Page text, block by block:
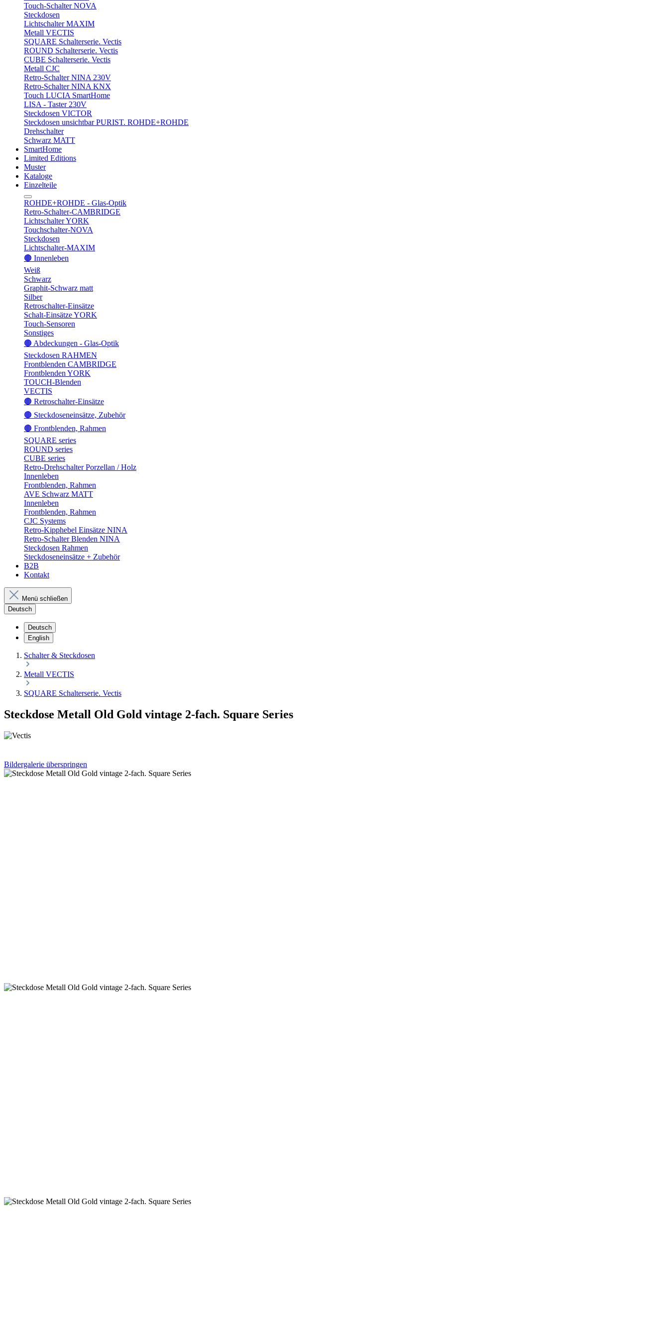
Touch-Schalter NOVA
Steckdosen
Lichtschalter MAXIM
Metall VECTIS
SQUARE Schalterserie. Vectis
ROUND Schalterserie. Vectis
CUBE Schalterserie. Vectis
Metall CJC
Retro-Schalter NINA 230V
Retro-Schalter NINA KNX
Touch LUCIA SmartHome
LISA - Taster 230V
Steckdosen VICTOR
Steckdosen unsichtbar PURIST. ROHDE+ROHDE
Drehschalter
Schwarz MATT
SmartHome
Limited Editions
Muster
Kataloge
Einzelteile
ROHDE+ROHDE - Glas-Optik
Retro-Schalter-CAMBRIDGE
Lichtschalter YORK
Touchschalter-NOVA
Steckdosen
Lichtschalter-MAXIM
🟤 Innenleben
Weiß
Schwarz
Graphit-Schwarz matt
Silber
Retroschalter-Einsätze
Schalt-Einsätze YORK
Touch-Sensoren
Sonstiges
🟤 Abdeckungen - Glas-Optik
Steckdosen RAHMEN
Frontblenden CAMBRIDGE
Frontblenden YORK
TOUCH-Blenden
VECTIS
🟤 Retroschalter-Einsätze
🟤 Steckdoseneinsätze, Zubehör
🟤 Frontblenden, Rahmen
SQUARE series
ROUND series
CUBE series
Retro-Drehschalter Porzellan / Holz
Innenleben
Frontblenden, Rahmen
AVE Schwarz MATT
Innenleben
Frontblenden, Rahmen
CJC Systems
Retro-Kipphebel Einsätze NINA
Retro-Schalter Blenden NINA
Steckdosen Rahmen
Steckdoseneinsätze + Zubehör
B2B
Kontakt
Menü schließen
Deutsch
Deutsch
English
Schalter & Steckdosen
Metall VECTIS
SQUARE Schalterserie. Vectis
Steckdose Metall Old Gold vintage 2-fach. Square Series
Bildergalerie überspringen